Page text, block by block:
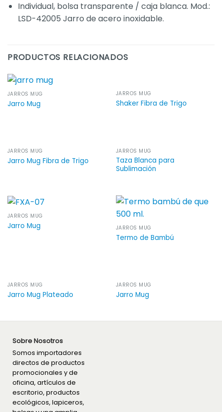
Individual, bolsa transparente / caja blanca. Mod.:
LSD-42005 Jarro de acero inoxidable.
PRODUCTOS RELACIONADOS
JARROS MUG
Jarro Mug
JARROS MUG
Shaker Fibra de Trigo
JARROS MUG
Jarro Mug Fibra de Trigo
JARROS MUG
Taza Blanca para
Sublimación
JARROS MUG
Jarro Mug JARROS MUG
Termo de Bambú
JARROS MUG
Jarro Mug Plateado
JARROS MUG
Jarro Mug
Sobre Nosotros
Somos importadores
directos de productos
promocionales y de
oficina, artículos de
escritorio, productos
ecológicos, lapiceros,